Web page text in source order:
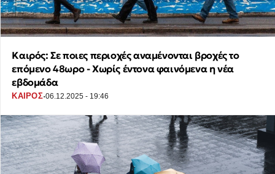
Καιρός: Σε ποιες περιοχές αναμένονται βροχές το
επόμενο 48ωρο - Χωρίς έντονα φαινόμενα η νέα
εβδομάδα
ΚΑΙΡΟΣ·06.12.2025 - 19:46